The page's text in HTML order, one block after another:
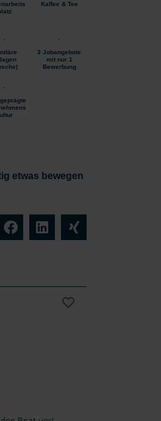
Kaffee & Tee
3 Jobangebote
mit nur 1
Bewerbung
etwas bewegen